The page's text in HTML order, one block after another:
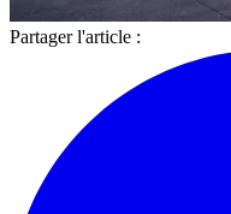
Partager l'article :